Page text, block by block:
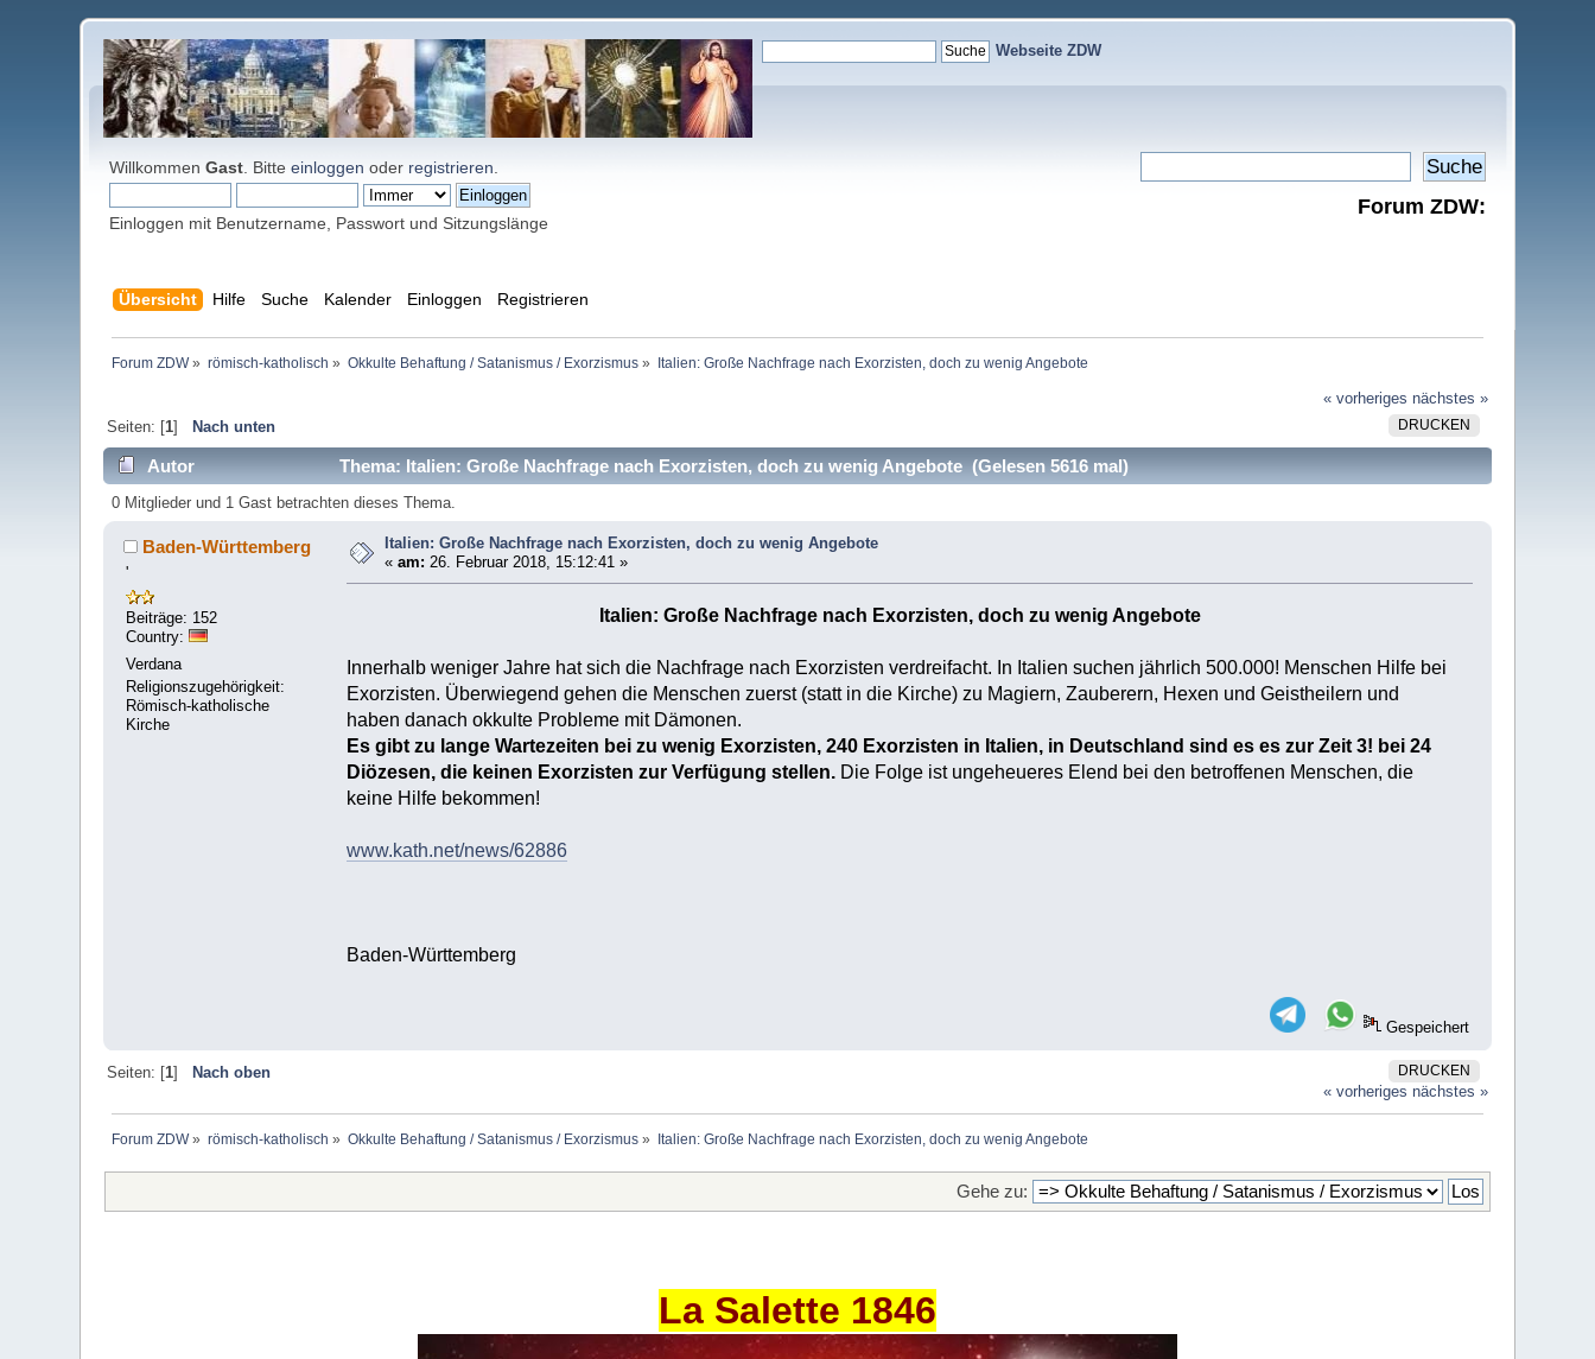
Webseite ZDW
WillkommenGast . Bitteeinloggen oder registrieren
Einloggen mit Benutzername, Passwort und Sitzungslänge
Forum ZDW:
Übersicht Hilfe Suche Kalender Einloggen Registrieren
Forum ZDW» römisch-katholisch » Okkulte Behaftung / Satanismus / Exorzismus» Italien: Große Nachfrage nach Exorzisten, doch zu wenig Angebote
« vorheriges nächstes »
DRUCKEN
Seiten: [1] Nach unten
Autor Thema: Italien: Große Nachfrage nach Exorzisten, doch zu wenig Angebote (Gelesen 5616 mal)
0 Mitglieder und 1 Gast betrachten dieses Thema.
Baden-Württemberg
'
Beiträge: 152
Country:
Verdana
Religionszugehörigkeit:
Römisch-katholische
Kirche
Italien: Große Nachfrage nach Exorzisten, doch zu wenig Angebote
«am: 26. Februar 2018, 15:12:41 »
Italien: Große Nachfrage nach Exorzisten, doch zu wenig Angebote
Innerhalb weniger Jahre hat sich die Nachfrage nach Exorzisten verdreifacht. In Italien suchen jährlich 500.000! Menschen Hilfe bei
Exorzisten. Überwiegend gehen die Menschen zuerst (statt in die Kirche) zu Magiern, Zauberern, Hexen und Geistheilern und
haben danach okkulte Probleme mit Dämonen.
Es gibt zu lange Wartezeiten bei zu wenig Exorzisten, 240 Exorzisten in Italien, in Deutschland sind es es zur Zeit 3! bei 24
Diözesen, die keinen Exorzisten zur Verfügung stellen. Die Folge ist ungeheueres Elend bei den betroffenen Menschen, die
keine Hilfe bekommen!
www.kath.net/news/62886
Baden-Württemberg
Gespeichert
DRUCKEN
Seiten: [1]
Nach oben
« vorheriges nächstes »
Forum ZDW» römisch-katholisch » Okkulte Behaftung / Satanismus / Exorzismus» Italien: Große Nachfrage nach Exorzisten, doch zu wenig Angebote
Gehe zu:
La Salette 1846